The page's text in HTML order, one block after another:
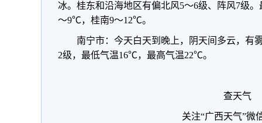
冰。桂东和沿海地区有偏北风5～6级、阵风7级
～9℃，桂南9～12℃。
南宁市：今天白天到晚上，阴天间多云，有
2级，最低气温16℃，最高气温22℃。
查天气
关注“广西天气”微